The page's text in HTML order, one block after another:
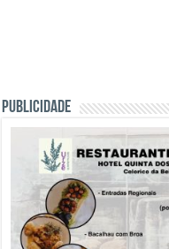
PUBLICIDADE